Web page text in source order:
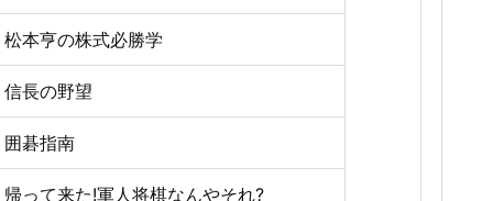
松本亨の株式必勝学
信長の野望
囲碁指南
帰って来た!軍人将棋なんやそれ?